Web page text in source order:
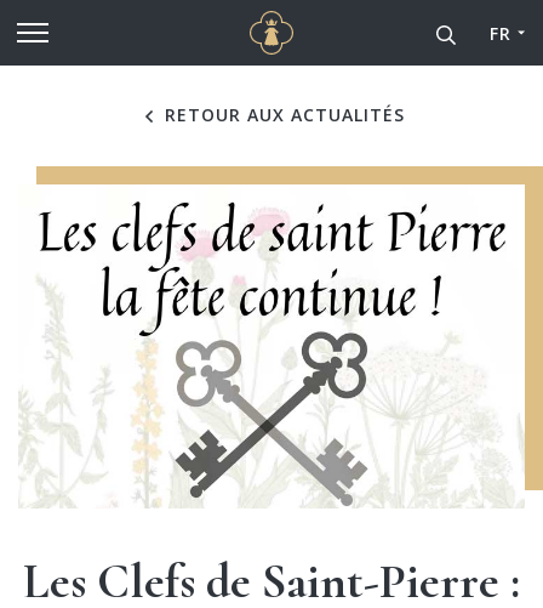
Aller au contenu principal Cathédrale Notre-Dame
FR
RETOUR AUX ACTUALITÉS
Les Clefs de Saint-Pierre :